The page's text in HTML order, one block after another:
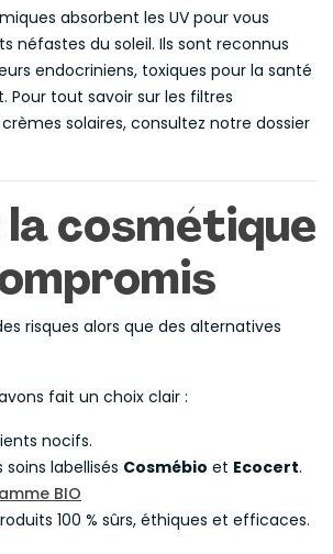
absorbent les UV pour vous
néfastes du soleil. Ils sont reconnus
endocriniens, toxiques pour la santé
Pour tout savoir sur les filtres
solaires, consultez notre dossier
la cosmétique
risques alors que des alternatives
fait un choix clair :
nocifs.
soins labellisés Cosmébio et Ecocert.
BIO
100 % sûrs, éthiques et efficaces.